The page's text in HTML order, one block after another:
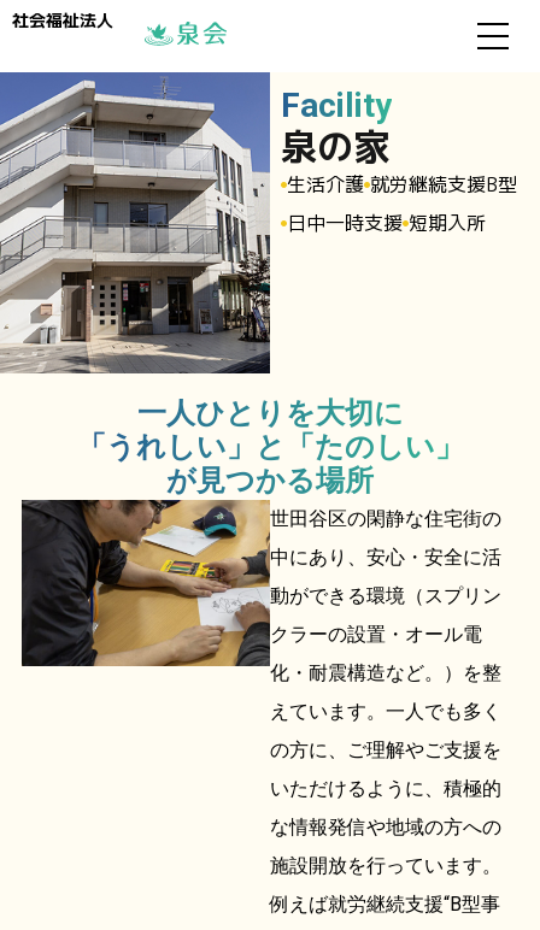
社会福祉法人
Facility
泉の家
生活介護 就労継続支援B型
日中一時支援 短期入所
一人ひとりを大切に
「うれしい」と「たのしい」
が見つかる場所
世田谷区の閑静な住宅街の
中にあり、安心・安全に活
動ができる環境（スプリン
クラーの設置・オール電
化・耐震構造など。）を整
えています。一人でも多く
の方に、ご理解やご支援を
いただけるように、積極的
な情報発信や地域の方への
施設開放を行っています。
例えば就労継続支援“B型事